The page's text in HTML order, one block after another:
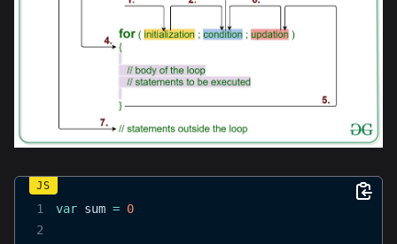
1 var sum = 0
2